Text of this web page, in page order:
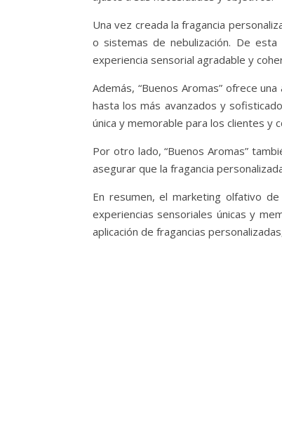
Una vez creada la fragancia
o sistemas de nebulización. De
experiencia sensorial agradable y
Además, “Buenos Aromas” ofrece
hasta los más avanzados y
única y memorable para los clientes y
Por otro lado, “Buenos Aromas”
asegurar que la fragancia
En resumen, el marketing olfativo
experiencias sensoriales únicas y
aplicación de fragancias